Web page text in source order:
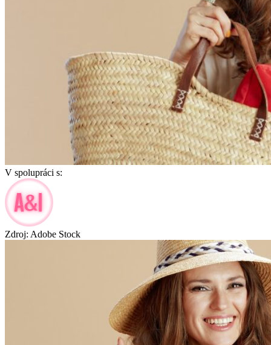
V spolupráci s:
Zdroj: Adobe Stock